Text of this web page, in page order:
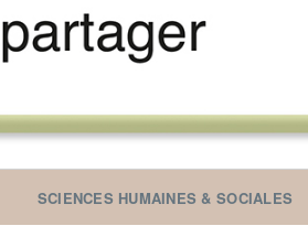
SCIENCES HUMAINES & SOCIALES